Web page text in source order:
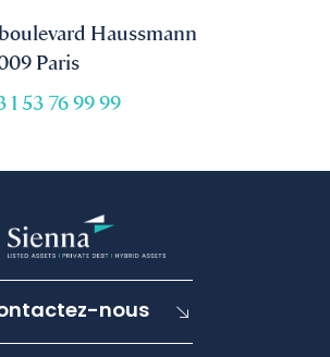
Haussmann
Paris
1 53 76 99 99
nous